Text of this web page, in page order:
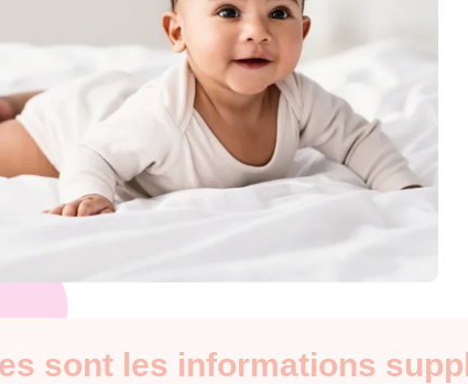
sont les informations